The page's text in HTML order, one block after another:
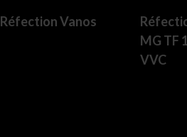
Réfection Vanos
MG TF
VVC